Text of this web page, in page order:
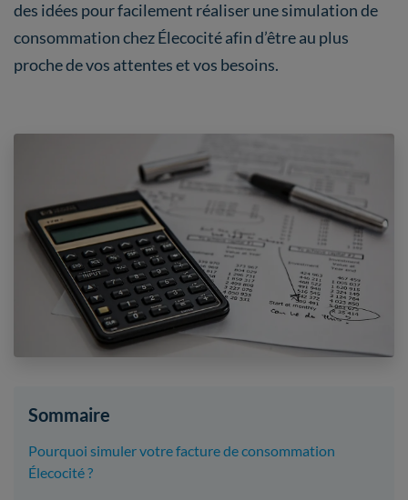
des idées pour facilement réaliser une simulation de
consommation chez Élecocité afin d’être au plus
proche de vos attentes et vos besoins.
Sommaire
Pourquoi simuler votre facture de consommation
Élecocité ?